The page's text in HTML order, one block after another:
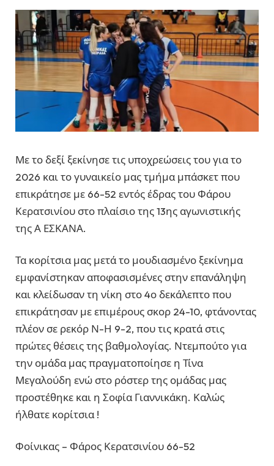
Με το δεξί ξεκίνησε τις υποχρεώσεις του για το
2026 και το γυναικείο μας τμήμα μπάσκετ που
επικράτησε με 66-52 εντός έδρας του Φάρου
Κερατσινίου στο πλαίσιο της 13ης αγωνιστικής
της Α ΕΣΚΑΝΑ.
Τα κορίτσια μας μετά το μουδιασμένο ξεκίνημα
εμφανίστηκαν αποφασισμένες στην επανάληψη
και κλείδωσαν τη νίκη στο 4ο δεκάλεπτο που
επικράτησαν με επιμέρους σκορ 24-10, φτάνοντας
πλέον σε ρεκόρ Ν-Η 9-2, που τις κρατά στις
πρώτες θέσεις της βαθμολογίας. Ντεμπούτο για
την ομάδα μας πραγματοποίησε η Τίνα
Μεγαλούδη ενώ στο ρόστερ της ομάδας μας
προστέθηκε και η Σοφία Γιαννικάκη. Καλώς
ήλθατε κορίτσια !
Φοίνικας – Φάρος Κερατσινίου 66-52